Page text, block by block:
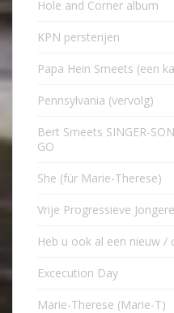
Hole and Corner album
KPN persterijen
Papa Hein Smeets (een
Pennsylvania (vervolg)
Bert Smeets SINGER-
GO
She (für Marie-Therese)
Vrije Progressieve
Heb u ook al een nieuw
Excecution Day
Marie-Therese (Marie-T)